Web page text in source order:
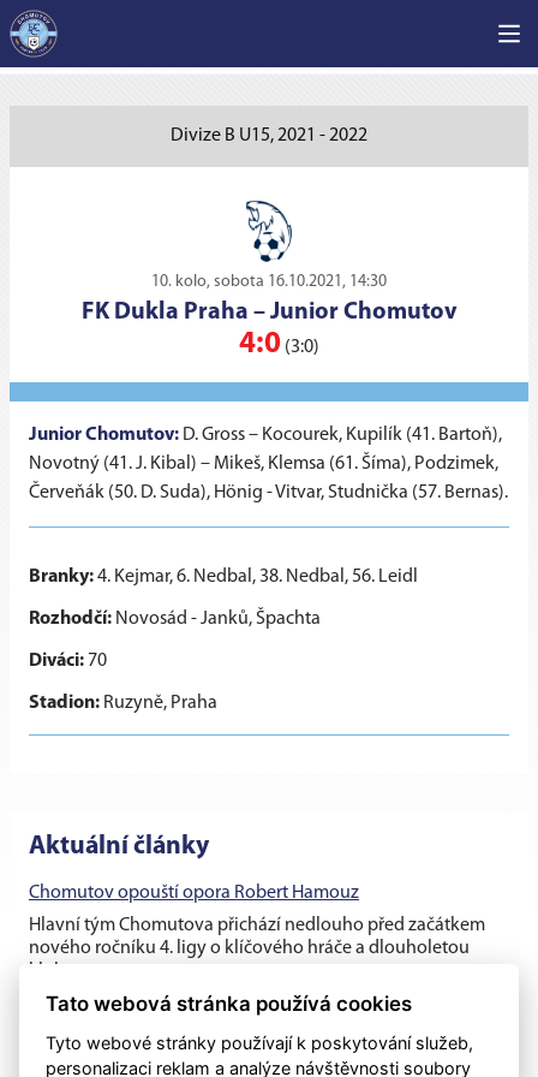
Divize B U15, 2021 - 2022
10. kolo, sobota 16.10.2021, 14:30
FK Dukla Praha – Junior Chomutov
4:0 (3:0)
Junior Chomutov: D. Gross – Kocourek, Kupilík (41. Bartoň),
Novotný (41. J. Kibal) – Mikeš, Klemsa (61. Šíma), Podzimek,
Červeňák (50. D. Suda), Hönig - Vitvar, Studnička (57. Bernas).
Branky:4. Kejmar, 6. Nedbal, 38. Nedbal, 56. Leidl
Rozhodčí: Novosád - Janků, Špachta
Diváci: 70
Stadion: Ruzyně, Praha
Aktuální články
Chomutov opouští opora Robert Hamouz
Hlavní tým Chomutova přichází nedlouho před začátkem
nového ročníku 4. ligy o klíčového hráče a dlouholetou
Chomutovští fotbalisté v posledním přípravném utkání před
Tato webová stránka používá cookies
Tyto webové stránky používají k poskytování služeb,
personalizaci reklam a analýze návštěvnosti soubory